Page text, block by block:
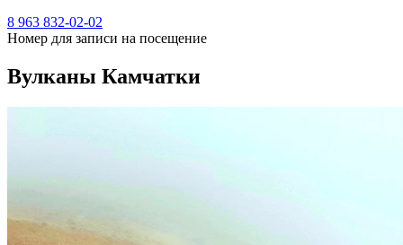
8 963 832-02-02
Номер для записи на посещение
Вулканы Камчатки